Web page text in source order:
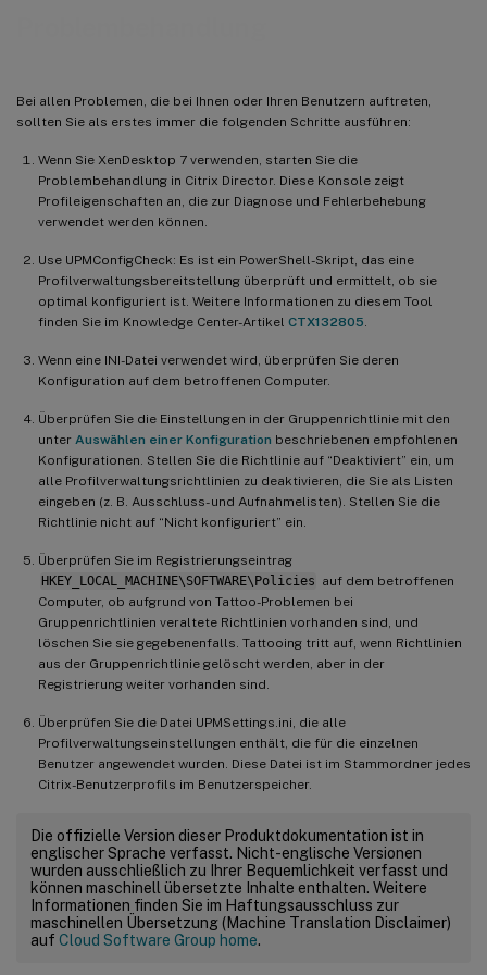
Bei allen Problemen, die bei Ihnen oder Ihren Benutzern auftreten,
sollten Sie als erstes immer die folgenden Schritte ausführen:
Wenn Sie XenDesktop 7 verwenden, starten Sie die
Problembehandlung in Citrix Director. Diese Konsole zeigt
Profileigenschaften an, die zur Diagnose und Fehlerbehebung
verwendet werden können.
Use UPMConfigCheck: Es ist ein PowerShell-Skript, das eine
Profilverwaltungsbereitstellung überprüft und ermittelt, ob sie
optimal konfiguriert ist. Weitere Informationen zu diesem Tool
finden Sie im Knowledge Center-Artikel CTX132805
Wenn eine INI-Datei verwendet wird, überprüfen Sie deren
Konfiguration auf dem betroffenen Computer.
Überprüfen Sie die Einstellungen in der Gruppenrichtlinie mit den
unter Auswählen einer Konfiguration beschriebenen empfohlenen
Konfigurationen. Stellen Sie die Richtlinie auf “Deaktiviert” ein, um
alle Profilverwaltungsrichtlinien zu deaktivieren, die Sie als Listen
eingeben (z. B. Ausschluss- und Aufnahmelisten). Stellen Sie die
Richtlinie nicht auf “Nicht konfiguriert” ein.
Überprüfen Sie im Registrierungseintrag
HKEY_LOCAL_MACHINE\SOFTWARE\Policies auf dem betroffenen
Computer, ob aufgrund von Tattoo-Problemen bei
Gruppenrichtlinien veraltete Richtlinien vorhanden sind, und
löschen Sie sie gegebenenfalls. Tattooing tritt auf, wenn Richtlinien
aus der Gruppenrichtlinie gelöscht werden, aber in der
Registrierung weiter vorhanden sind.
Überprüfen Sie die Datei UPMSettings.ini, die alle
Profilverwaltungseinstellungen enthält, die für die einzelnen
Benutzer angewendet wurden. Diese Datei ist im Stammordner jedes
Citrix-Benutzerprofils im Benutzerspeicher.
Die offizielle Version dieser Produktdokumentation ist in
englischer Sprache verfasst. Nicht-englische Versionen
wurden ausschließlich zu Ihrer Bequemlichkeit verfasst und
können maschinell übersetzte Inhalte enthalten. Weitere
Informationen finden Sie im Haftungsausschluss zur
maschinellen Übersetzung (Machine Translation Disclaimer)
auf Cloud Software Group home.